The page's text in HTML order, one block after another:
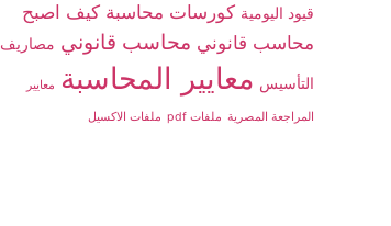
قيود اليومية كورسات محاسبة كيف اصبح
محاسب قانوني محاسب قانوني مصاريف
التأسيس معايير المحاسبة معايير
المراجعة المصرية ملفات pdf ملفات الاكسيل